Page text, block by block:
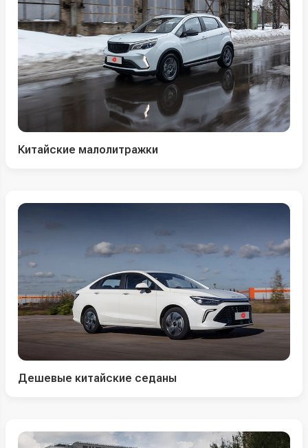
Китайские малолитражки
Дешевые китайские седаны